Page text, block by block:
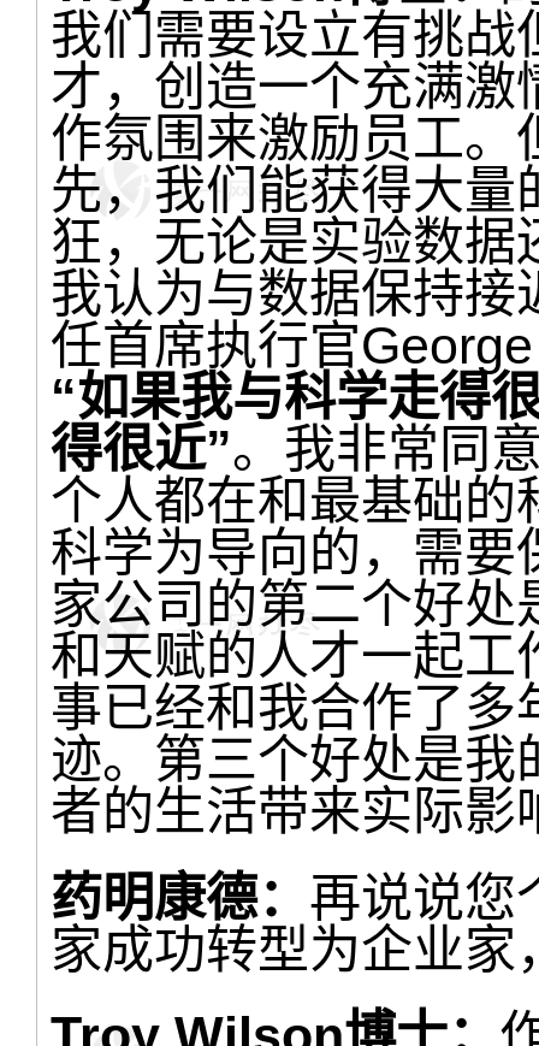
我们需要设立有挑战
才，创造一个充满激
作氛围来激励员工。
先，我们能获得大
狂，无论是实验数
我认为与数据保持接
任首席执行官
“如果我与科学走得
得很近”。我非常同
个人都在和最基础的
科学为导向的，需要
家公司的第二个好
和天赋的人才一起工
事已经和我合作了
迹。第三个好处是
者的生活带来实际影
药明康德： 再说说您
家成功转型为企业